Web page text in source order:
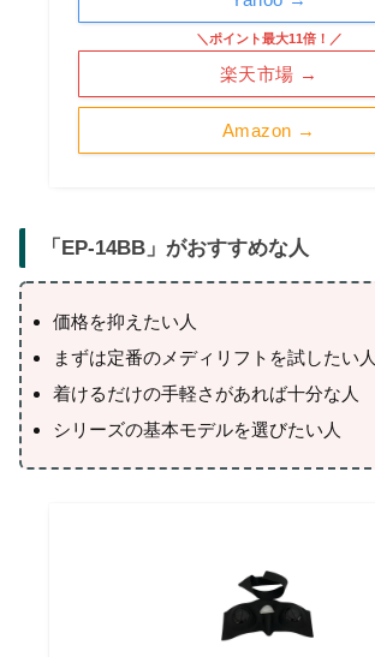
Amazon →
＼ポイント最大11倍！／
楽天市場 →
「 EP-14BB 」がおすすめな人
価格を抑えたい人
まずは定番のメディリフトを試したい人
着けるだけの手軽さがあれば十分な人
シリーズの基本モデルを選びたい人